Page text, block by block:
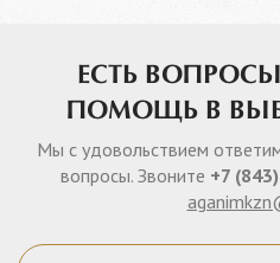
ЕСТЬ
ПОМОЩЬ В
Мы с удовольствием
вопросы. Звоните +7